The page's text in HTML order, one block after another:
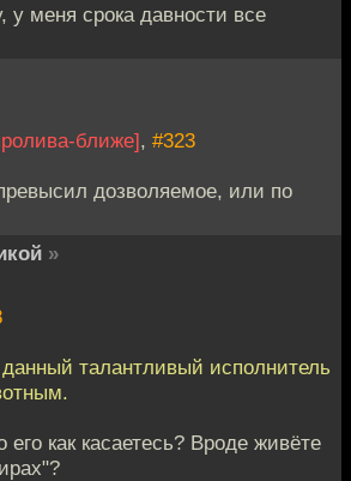
у меня срока давности все
ближе], #323
дозволяемое, или по
»
талантливый исполнитель
как касаетесь? Вроде живёте